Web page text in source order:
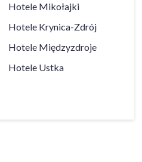
Hotele Mikołajki
Hotele Krynica-Zdrój
Hotele Międzyzdroje
Hotele Ustka